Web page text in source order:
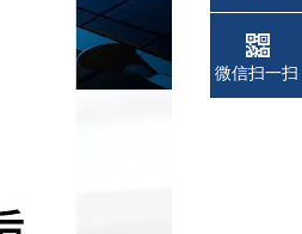
微信扫一扫